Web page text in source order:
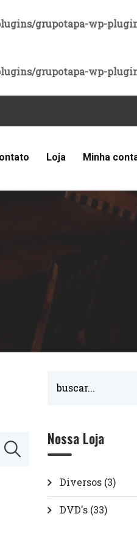
grupotapa-wp-
grupotapa-wp-
Loja Minha
Nossa Loja
Diversos (3)
DVD's (33)